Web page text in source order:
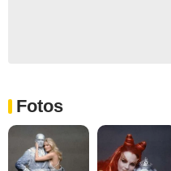
Fotos